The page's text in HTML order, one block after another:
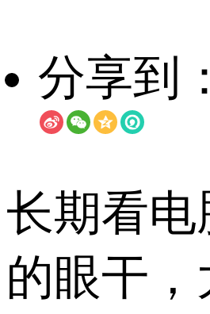
分享到：
长期看电
的眼干，